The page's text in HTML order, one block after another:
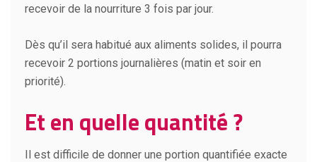
recevoir de la nourriture 3 fois par jour.
Dès qu’il sera habitué aux aliments solides, il pourra
recevoir 2 portions journalières (matin et soir en
priorité).
Et en quelle quantité ?
Il est difficile de donner une portion quantifiée exacte